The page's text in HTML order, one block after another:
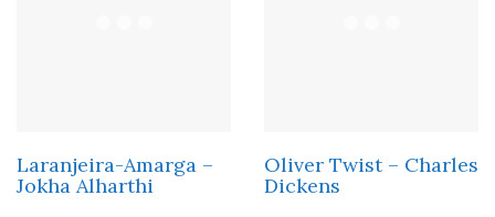
Laranjeira-Amarga –
Jokha Alharthi
Oliver Twist – Charles
Dickens